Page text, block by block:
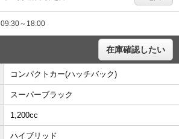
09:30～18:00
在庫確認したい
コンパクトカー(ハッチバック)
スーパーブラック
1,200cc
ハイブリッド